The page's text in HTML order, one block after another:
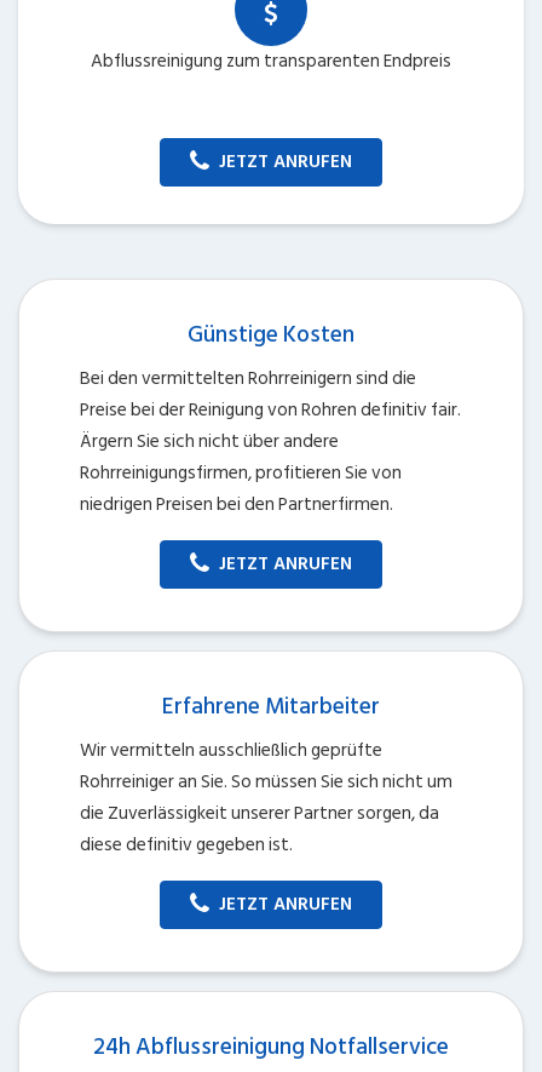
Abflussreinigung zum transparenten Endpreis
JETZT ANRUFEN
Günstige Kosten
Bei den vermittelten Rohrreinigern sind die
Preise bei der Reinigung von Rohren definitiv fair.
Ärgern Sie sich nicht über andere
Rohrreinigungsfirmen, profitieren Sie von
niedrigen Preisen bei den Partnerfirmen.
JETZT ANRUFEN
Erfahrene Mitarbeiter
Wir vermitteln ausschließlich geprüfte
Rohrreiniger an Sie. So müssen Sie sich nicht um
die Zuverlässigkeit unserer Partner sorgen, da
diese definitiv gegeben ist.
JETZT ANRUFEN
24h Abflussreinigung Notfallservice